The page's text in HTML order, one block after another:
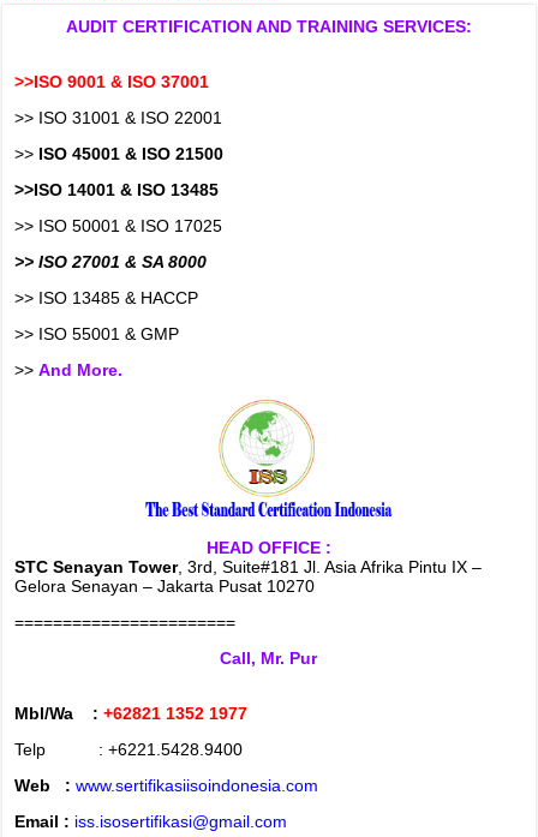
AUDIT CERTIFICATION AND TRAINING SERVICES:
>>ISO 9001 & ISO 37001
>> ISO 31001 & ISO 22001
>> ISO 45001 & ISO 21500
>>ISO 14001 & ISO 13485
>> ISO 50001 & ISO 17025
>> ISO 27001 & SA 8000
>> ISO 13485 & HACCP
>> ISO 55001 & GMP
>>And More.
HEAD OFFICE :
STC Senayan Tower, 3rd, Suite#181 Jl. Asia Afrika Pintu IX –
Gelora Senayan – Jakarta Pusat 10270
=======================
Call, Mr. Pur
Mbl/Wa :+62821 1352 1977
Telp : +6221.5428.9400
Web :www.sertifikasiisoindonesia.com
Email : iss.isosertifikasi@gmail.com